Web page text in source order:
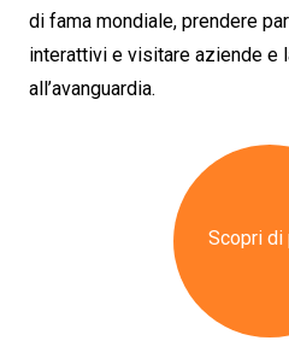
di fama mondiale, prendere
interattivi e visitare aziende e
all’avanguardia.
Scopri di